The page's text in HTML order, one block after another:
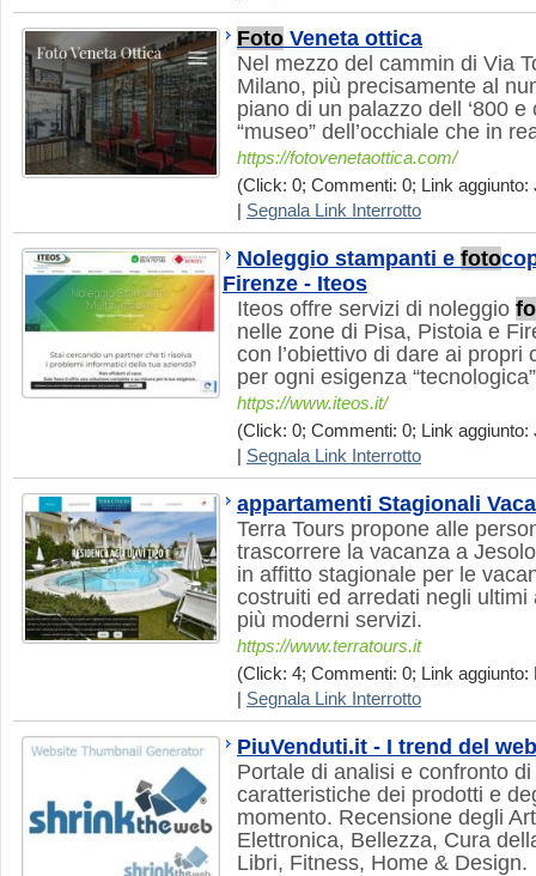
Foto Veneta ottica
Nel mezzo del cammin di Via
Milano, più precisamente al
piano di un palazzo dell ‘800
“museo” dell’occhiale che in
https://fotovenetaottica.com/
(Click: 0; Commenti: 0; Link aggiunto:
Segnala Link Interrotto
Noleggio stampanti e foto
Firenze - Iteos
Iteos offre servizi di noleggio
nelle zone di Pisa, Pistoia e
con l’obiettivo di dare ai
per ogni esigenza
https://www.iteos.it/
(Click: 0; Commenti: 0; Link aggiunto:
Segnala Link Interrotto
appartamenti Stagionali
Terra Tours propone alle
trascorrere la vacanza a
in affitto stagionale per le
costruiti ed arredati negli
più moderni servizi.
https://www.terratours.it
(Click: 4; Commenti: 0; Link aggiunto:
Segnala Link Interrotto
PiuVenduti.it - I trend del web
Portale di analisi e confronto
caratteristiche dei prodotti e
momento. Recensione degli
Elettronica, Bellezza, Cura
Libri, Fitness, Home & Design.